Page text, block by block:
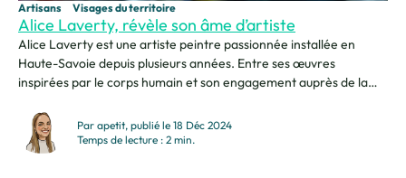
Alice Laverty, révèle son âme d’artiste
Artisans Visages du territoire
Alice Laverty est une artiste peintre passionnée installée en
Haute-Savoie depuis plusieurs années. Entre ses œuvres
inspirées par le corps humain et son engagement auprès de la
liberté d’expression. Je m’appelle Alice Laverty, je suis artiste
peintre. J’ai quitté Paris pour m’installer dans...
Par apetit, publié le 18 Déc 2024
Temps de lecture : 2 min.